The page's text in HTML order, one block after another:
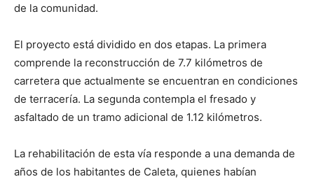
de la comunidad.
El proyecto está dividido en dos etapas. La primera
comprende la reconstrucción de 7.7 kilómetros de
carretera que actualmente se encuentran en condiciones
de terracería. La segunda contempla el fresado y
asfaltado de un tramo adicional de 1.12 kilómetros.
La rehabilitación de esta vía responde a una demanda de
años de los habitantes de Caleta, quienes habían